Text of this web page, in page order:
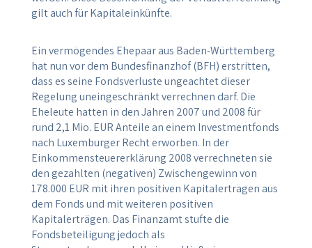
gilt auch für Kapitaleinkünfte.
Ein vermögendes Ehepaar aus Baden-Württemberg
hat nun vor dem Bundesfinanzhof (BFH) erstritten,
dass es seine Fondsverluste ungeachtet dieser
Regelung uneingeschränkt verrechnen darf. Die
Eheleute hatten in den Jahren 2007 und 2008 für
rund 2,1 Mio. EUR Anteile an einem Investmentfonds
nach Luxemburger Recht erworben. In der
Einkommensteuererklärung 2008 verrechneten sie
den gezahlten (negativen) Zwischengewinn von
178.000 EUR mit ihren positiven Kapitalerträgen aus
dem Fonds und mit weiteren positiven
Kapitalerträgen. Das Finanzamt stufte die
Fondsbeteiligung jedoch als